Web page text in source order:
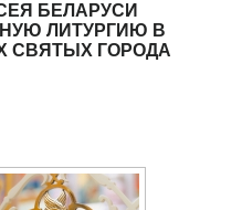
БЕЛАРУСИ
ЛИТУРГИЮ В
СВЯТЫХ ГОРОДА